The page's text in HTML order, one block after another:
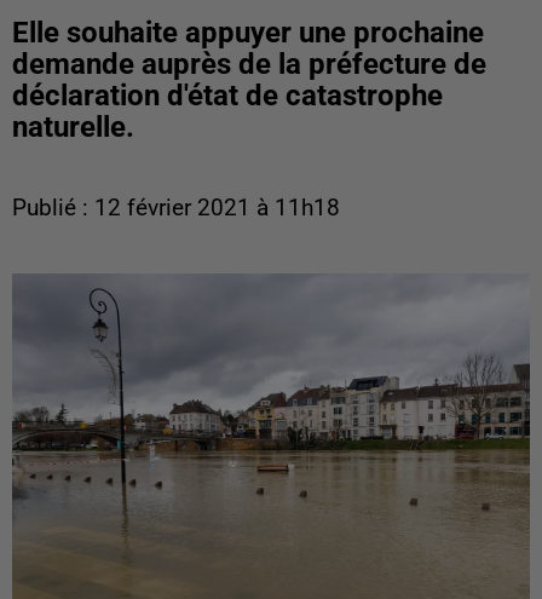
Elle souhaite appuyer une prochaine
demande auprès de la préfecture de
déclaration d'état de catastrophe
naturelle.
Publié : 12 février 2021 à 11h18